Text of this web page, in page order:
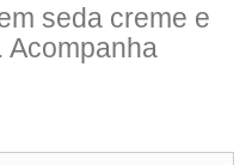
seda creme e
Acompanha